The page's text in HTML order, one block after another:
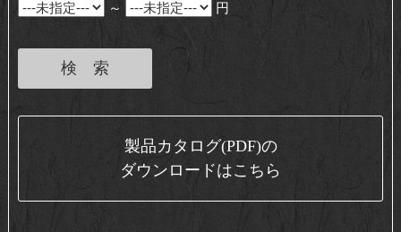
～ 円
製品カタログ(PDF)の
ダウンロードはこちら